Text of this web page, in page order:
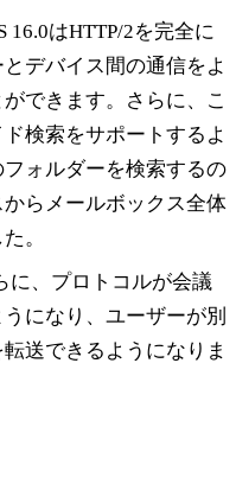
はHTTP/2を完全に
デバイス間の通信をよ
できます。さらに、こ
検索をサポートするよ
ォルダーを検索するの
らメールボックス全体
。
に、プロトコルが会議
になり、ユーザーが別
送できるようになりま